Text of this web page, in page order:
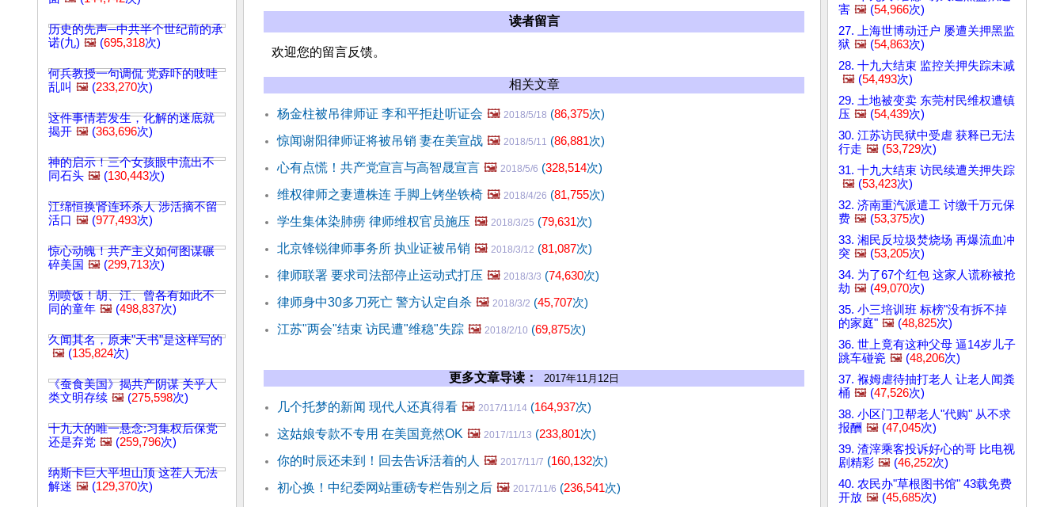
历史的先声─中共半个世纪前的承
诺(九) 🖼️ (695,318次)
何兵教授一句调侃 党孬吓的吱哇
乱叫 🖼️ (233,270次)
这件事情若发生，化解的迷底就
揭开 🖼️ (363,696次)
神的启示！三个女孩眼中流出不
同石头 🖼️ (130,443次)
江绵恒换肾连环杀人 涉活摘不留
活口 🖼️ (977,493次)
惊心动魄！共产主义如何图谋碾
碎美国 🖼️ (299,713次)
别喷饭！胡、江、曾各有如此不
同的童年 🖼️ (498,837次)
久闻其名，原来"天书"是这样写的
🖼️ (135,824次)
《蚕食美国》揭共产阴谋 关乎人
类文明存续 🖼️ (275,598次)
十九大的唯一悬念:习集权后保党
还是弃党 🖼️ (259,796次)
纳斯卡巨大平坦山顶 这茬人无法
解迷 🖼️ (129,370次)
读者留言
欢迎您的留言反馈。
相关文章
杨金柱被吊律师证 李和平拒赴听证会 🖼️ 2018/5/18 (86,375次)
惊闻谢阳律师证将被吊销 妻在美宣战 🖼️ 2018/5/11 (86,881次)
心有点慌！共产党宣言与高智晟宣言 🖼️ 2018/5/6 (328,514次)
维权律师之妻遭株连 手脚上铐坐铁椅 🖼️ 2018/4/26 (81,755次)
学生集体染肺痨 律师维权官员施压 🖼️ 2018/3/25 (79,631次)
北京锋锐律师事务所 执业证被吊销 🖼️ 2018/3/12 (81,087次)
律师联署 要求司法部停止运动式打压 🖼️ 2018/3/3 (74,630次)
律师身中30多刀死亡 警方认定自杀 🖼️ 2018/3/2 (45,707次)
江苏"两会"结束 访民遭"维稳"失踪 🖼️ 2018/2/10 (69,875次)
更多文章导读： 2017年11月12日
几个托梦的新闻 现代人还真得看 🖼️ 2017/11/14 (164,937次)
这姑娘专款不专用 在美国竟然OK 🖼️ 2017/11/13 (233,801次)
你的时辰还未到！回去告诉活着的人 🖼️ 2017/11/7 (160,132次)
初心换！中纪委网站重磅专栏告别之后 🖼️ 2017/11/6 (236,541次)
害 🖼️ (54,966次)
27. 上海世博动迁户 屡遭关押黑监
狱 🖼️ (54,863次)
28. 十九大结束 监控关押失踪未减
🖼️ (54,493次)
29. 土地被变卖 东莞村民维权遭镇
压 🖼️ (54,439次)
30. 江苏访民狱中受虐 获释已无法
行走 🖼️ (53,729次)
31. 十九大结束 访民续遭关押失踪
🖼️ (53,423次)
32. 济南重汽派遣工 讨缴千万元保
费 🖼️ (53,375次)
33. 湘民反垃圾焚烧场 再爆流血冲
突 🖼️ (53,205次)
34. 为了67个红包 这家人谎称被抢
劫 🖼️ (49,070次)
35. 小三培训班 标榜"没有拆不掉
的家庭" 🖼️ (48,825次)
36. 世上竟有这种父母 逼14岁儿子
跳车碰瓷 🖼️ (48,206次)
37. 褓姆虐待抽打老人 让老人闻粪
桶 🖼️ (47,526次)
38. 小区门卫帮老人"代购" 从不求
报酬 🖼️ (47,045次)
39. 渣滓乘客投诉好心的哥 比电视
剧精彩 🖼️ (46,252次)
40. 农民办"草根图书馆" 43载免费
开放 🖼️ (45,685次)